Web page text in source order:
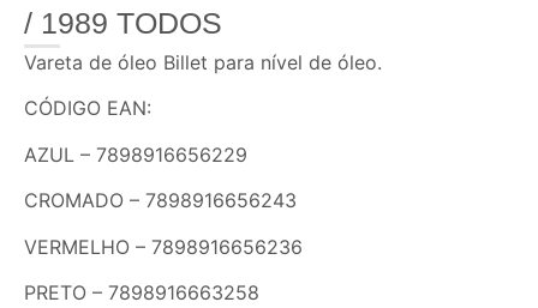
/ 1989 TODOS
Vareta de óleo Billet para nível de óleo.
CÓDIGO EAN:
AZUL – 7898916656229
CROMADO – 7898916656243
VERMELHO – 7898916656236
PRETO – 7898916663258